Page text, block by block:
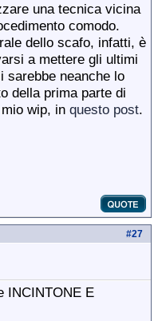
una tecnica vicina
comodo.
dello scafo, infatti, è
a mettere gli ultimi
sarebbe neanche lo
della prima parte di
wip, in questo post.
#27
INCINTONE E